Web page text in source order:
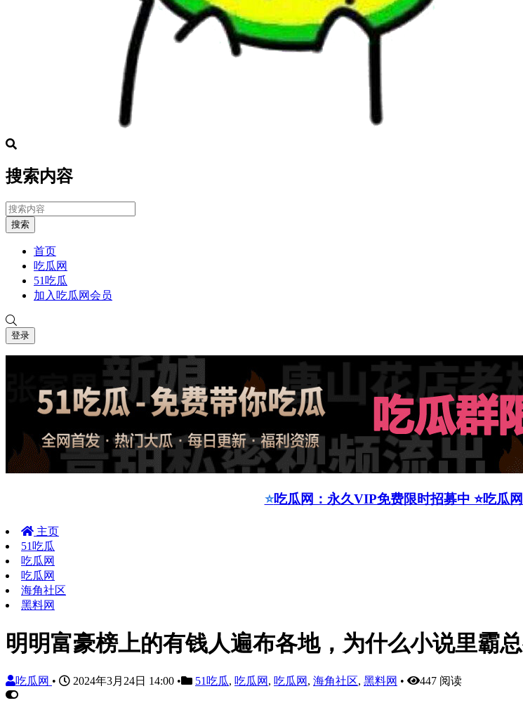
搜索内容
搜索
首页
吃瓜网
51吃瓜
加入吃瓜网会员
登录
⭐吃瓜网：永久VIP免费限时招募中 ⭐吃瓜
主页
51吃瓜
吃瓜网
吃瓜网
海角社区
黑料网
明明富豪榜上的有钱人遍布各地，为什么小说里霸
吃瓜网 • 2024年3月24日 14:00 • 51吃瓜, 吃瓜网 , 吃瓜网 , 海角社区, 黑料网 • 447 阅读